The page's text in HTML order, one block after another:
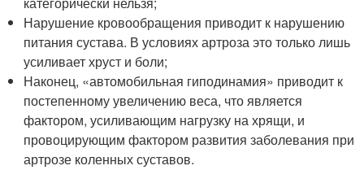
Нарушение кровообращения приводит к нарушению
питания сустава. В условиях артроза это только лишь
усиливает хруст и боли;
Наконец, «автомобильная гиподинамия» приводит к
постепенному увеличению веса, что является
фактором, усиливающим нагрузку на хрящи, и
провоцирующим фактором развития заболевания при
артрозе коленных суставов.